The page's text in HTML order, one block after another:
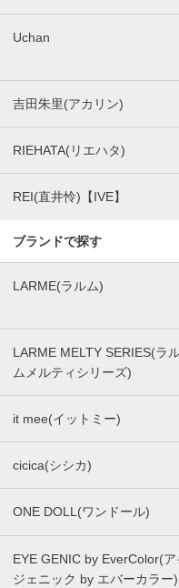
Uchan
吉田朱里(アカリン)
RIEHATA(リエハタ)
REI(直井怜)【IVE】
ブランドで探す
LARME(ラルム)
LARME MELTY SERIES(ラ
ムメルティシリーズ)
it mee(イットミー)
cicica(シシカ)
ONE DOLL(ワンドール)
EYE GENIC by EverColor(ア
ジェニック by エバーカラー)